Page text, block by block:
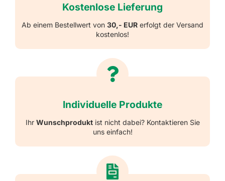
Kostenlose Lieferung
Ab einem Bestellwert von 30,- EUR erfolgt der Versand
kostenlos!
Individuelle Produkte
Ihr Wunschproduktist nicht dabei? Kontaktieren Sie
uns einfach!